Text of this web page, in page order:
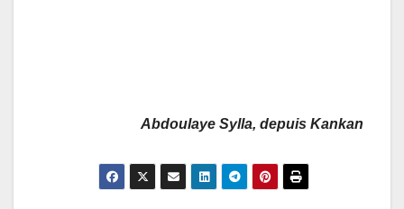
Abdoulaye Sylla, depuis Kankan